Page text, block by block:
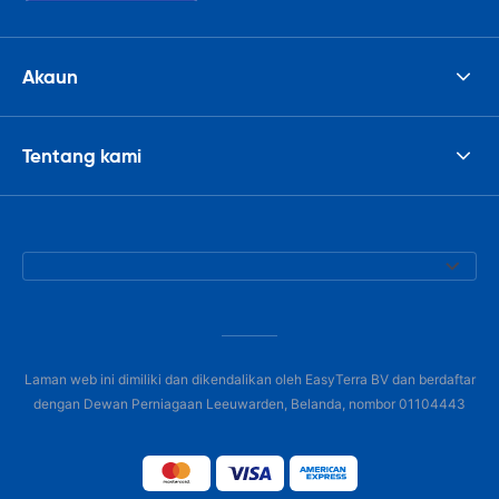
Akaun
Tentang kami
Laman web ini dimiliki dan dikendalikan oleh EasyTerra BV dan berdaftar
dengan Dewan Perniagaan Leeuwarden, Belanda, nombor 01104443